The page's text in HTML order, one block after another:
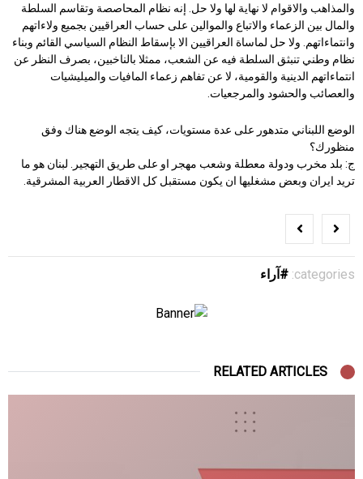
والمذاهب والاقوام لا نهاية لها ولا حل. إنه نظام المحاصصة وتقاسم السلطة
والمال بين الزعماء والاتباع والموالين على حساب العراقيين بجميع ولاءاتهم
وانتماءاتهم. ولا حل لماساة العراقيين الا بإسقاط النظام السياسي القائم وبناء
نظام وطني تنبثق السلطة فيه عن الشعب، ممثلا بالناخبين، بصرف النظر عن
انتماءاتهم الدينية والقومية، لا عن تفاهم زعماء المافيات والميليشيات
والعصائب والحشود والمرجعيات.
الوضع اللبناني متدهور على عدة مستويات، كيف يتجه الوضع هناك وفق
منظورك؟
ج: بلد مخرب ودولة معطلة وشعب مهجر او على طريق التهجير. لبنان هو ما
تريد ايران وبعض مشغليها ان يكون مستقبل كل الاقطار العربية المشرقية.
categories: آراء
RELATED ARTICLES